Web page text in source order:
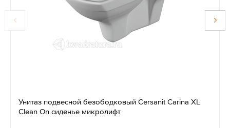
Унитаз подвесной безободковый Cersanit Carina XL
Clean On сиденье микролифт